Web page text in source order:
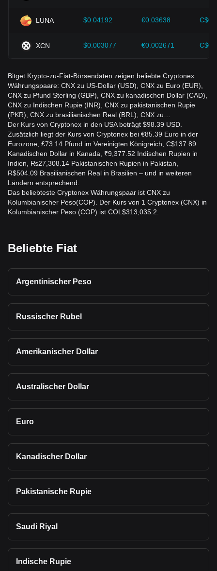
LUNA $0.04192 €0.03638
XCN $0.003077 €0.002671
Bitget Krypto-zu-Fiat-Börsendaten zeigen beliebte Cryptonex
Währungspaare: CNX zu US-Dollar (USD), CNX zu Euro (EUR),
CNX zu Pfund Sterling (GBP), CNX zu kanadischen Dollar (CAD),
CNX zu Indischen Rupie (INR), CNX zu pakistanischen Rupie
(PKR), CNX zu brasilianischen Real (BRL), CNX zu…
Der Kurs von Cryptonex in den USA beträgt $98.39 USD.
Zusätzlich liegt der Kurs von Cryptonex bei €85.39 Euro in der
Eurozone, £73.14 Pfund im Vereinigten Königreich, C$137.89
Kanadischen Dollar in Kanada, ₹9,377.52 Indischen Rupien in
Indien, ₨27,308.14 Pakistanischen Rupien in Pakistan,
R$504.09 Brasilianischen Real in Brasilien – und in weiteren
Ländern entsprechend.
Das beliebteste Cryptonex Währungspaar ist CNX zu
Kolumbianischer Peso(COP). Der Kurs von 1 Cryptonex (CNX) in
Kolumbianischer Peso (COP) ist COL$313,035.2.
Beliebte Fiat
Argentinischer Peso
Russischer Rubel
Amerikanischer Dollar
Australischer Dollar
Euro
Kanadischer Dollar
Pakistanische Rupie
Saudi Riyal
Indische Rupie